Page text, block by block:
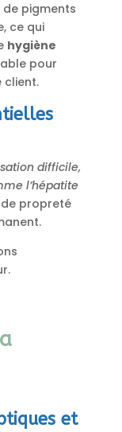
pigments
ce qui
hygiène
pour
client.
difficile,
l’hépatite
de propreté
et